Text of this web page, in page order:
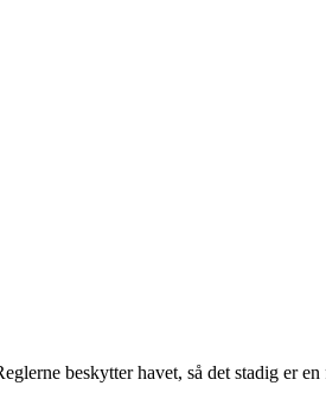
beskytter havet, så det stadig er en